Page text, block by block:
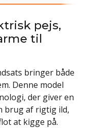
pejs,
til
bringer både
Denne model
der giver en
brug af rigtig ild,
at kigge på.